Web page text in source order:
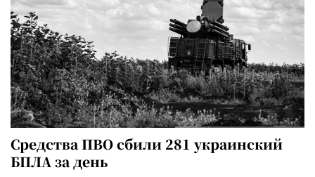
Средства ПВО сбили 281 украинский
БПЛА за день